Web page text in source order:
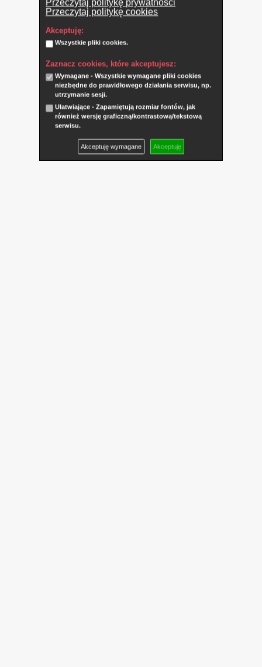
Przeczytaj politykę prywatności
Przeczytaj politykę cookies
Akceptuję:
Wszystkie pliki cookies.
Zaznacz cookies, które akceptujesz:
Wymagane - Wszystkie wymagane pliki cookies
niezbędne do prawidłowego działania serwisu, np.
utrzymanie sesji.
Ułatwiające - Zapamiętują rozmiar fontów, jak
również wersję graficzną/kontrastową/tekstową
serwisu.
Akceptuję wymagane Akceptuję